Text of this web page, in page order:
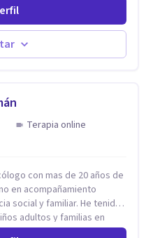
Un dato curioso: he
de primera mano lo que
a los cambios y empezar de
Terapia online
con mas de 20 años de
en acompañamiento
social y familiar. He tenido
adultos y familias en
un una variedad de